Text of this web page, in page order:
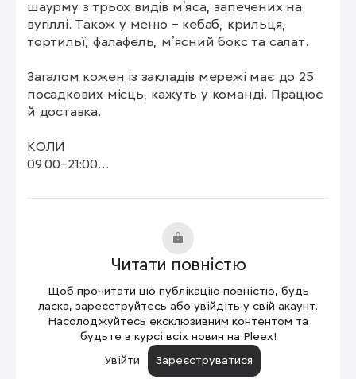
шаурму з трьох видів мʼяса, запечених на
вугіллі. Також у меню – кебаб, крильця,
тортильї, фалафель, мʼясний бокс та салат.
Загалом кожен із закладів мережі має до 25
посадкових місць, кажуть у команді. Працює
й доставка.
КОЛИ
09:00–21:00
Читати повністю
Щоб прочитати цю публікацію повністю, будь
ласка, зареєструйтесь або увійдіть у свій акаунт.
Насолоджуйтесь ексклюзивним контентом та
будьте в курсі всіх новин на Pleex!
Увійти
Зареєструватися